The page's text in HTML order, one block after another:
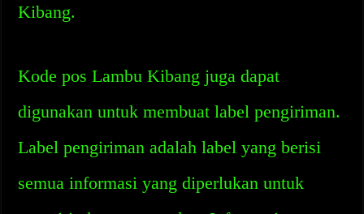
Kibang.
Kode pos Lambu Kibang juga dapat
digunakan untuk membuat label pengiriman.
Label pengiriman adalah label yang berisi
semua informasi yang diperlukan untuk